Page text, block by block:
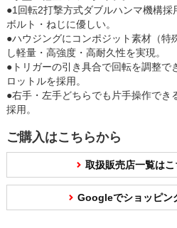
●1回転2打撃方式ダブルハンマ機構採
ボルト・ねじに優しい。
●ハウジングにコンポジット素材（特
し軽量・高強度・高耐久性を実現。
●トリガーの引き具合で回転を調整で
ロットルを採用。
●右手・左手どちらでも片手操作でき
採用。
ご購入はこちらから
取扱販売店一覧はこ
Googleでショッピン